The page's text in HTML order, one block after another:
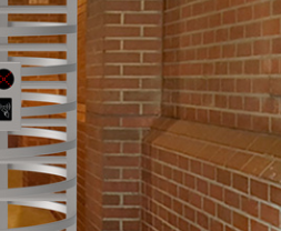
в случае
Safe, т.е. свободно